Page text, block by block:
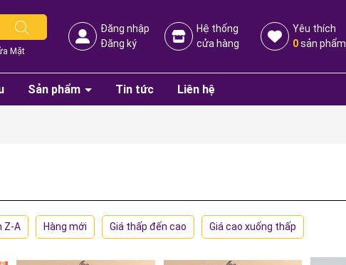
Mặt
Đăng nhập
Đăng ký
Hệ thống
cửa hàng
Yêu thích
0sản phẩm
Sản phẩm Tin tức Liên hệ
Z-A Hàng mới Giá thấp đến cao Giá cao xuống thấp